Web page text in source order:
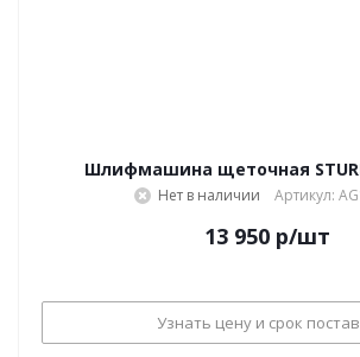
Шлифмашина щеточная
Нет в наличии Артикул:
13 950 р/шт
Узнать цену и срок